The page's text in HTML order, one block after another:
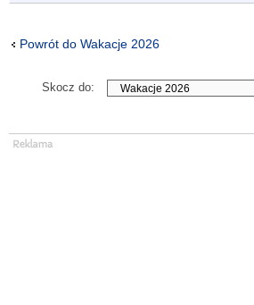
Powrót do Wakacje 2026
Skocz do: